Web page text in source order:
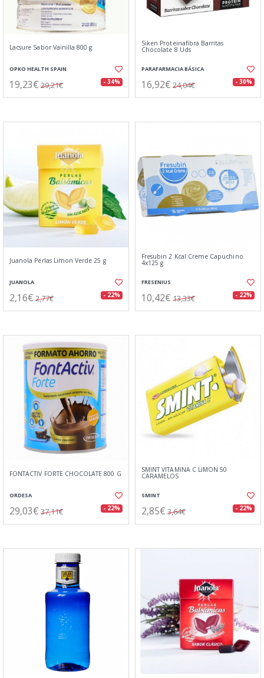
Lacsure Sabor Vainilla 800 g
OPKO HEALTH SPAIN
19,23€ 29,21€ - 34%
Siken Proteinafibra Barritas
Chocolate 8 Uds
PARAFARMACIA BÁSICA
16,92€ 24,04€ - 30%
Juanola Perlas Limon Verde 25 g
JUANOLA
2,16€ 2,77€ - 22%
Fresubin 2 Kcal Creme Capuchino
4x125 g
FRESENIUS
10,42€ 13,33€ - 22%
FONTACTIV FORTE CHOCOLATE 800 G
ORDESA
29,03€ 37,11€ - 22%
SMINT VITAMINA C LIMON 50
CARAMELOS
SMINT
2,85€ 3,64€ - 22%